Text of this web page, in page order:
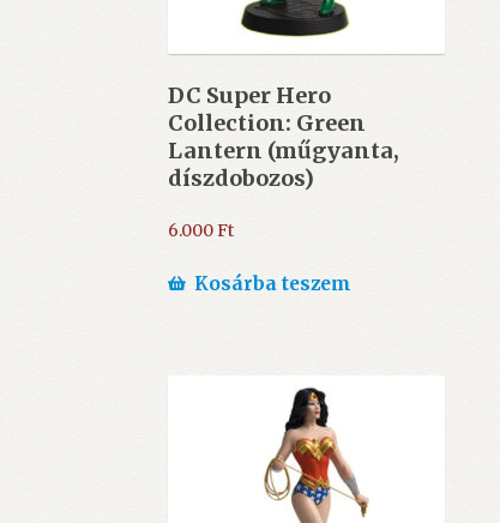
DC Super Hero
Collection: Green
Lantern (műgyanta,
díszdobozos)
6.000Ft
Kosárba teszem